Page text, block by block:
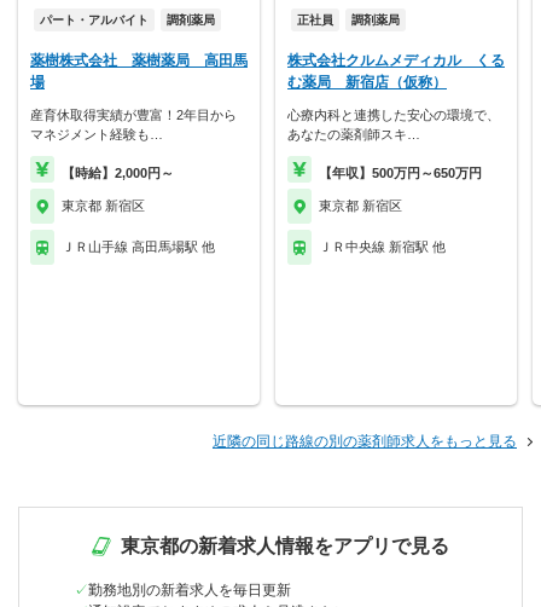
パート・アルバイト 調剤薬局
薬樹株式会社 薬樹薬局 高田馬
場
産育休取得実績が豊富！2年目から
マネジメント経験も…
【時給】2,000円～
東京都 新宿区
ＪＲ山手線 高田馬場駅 他
正社員 調剤薬局
株式会社クルムメディカル くる
む薬局 新宿店（仮称）
心療内科と連携した安心の環境で、
あなたの薬剤師スキ…
【年収】500万円～650万円
東京都 新宿区
ＪＲ中央線 新宿駅 他
近隣の同じ路線の別の薬剤師求人をもっと見る
東京都の新着求人情報をアプリで見る
勤務地別の新着求人を毎日更新